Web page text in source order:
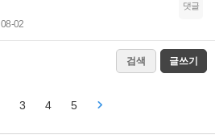
08-02
댓글
검색 글쓰기
3 4 5